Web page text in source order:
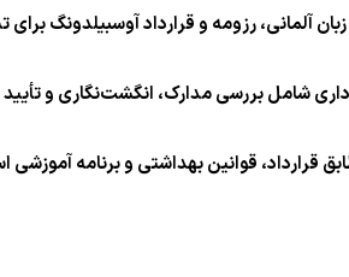
آلمانی، رزومه و قرارداد آوسبیلدونگ
شامل بررسی مدارک، انگشت‌نگاری و تأیید
قرارداد، قوانین بهداشتی و برنامه آموزشی